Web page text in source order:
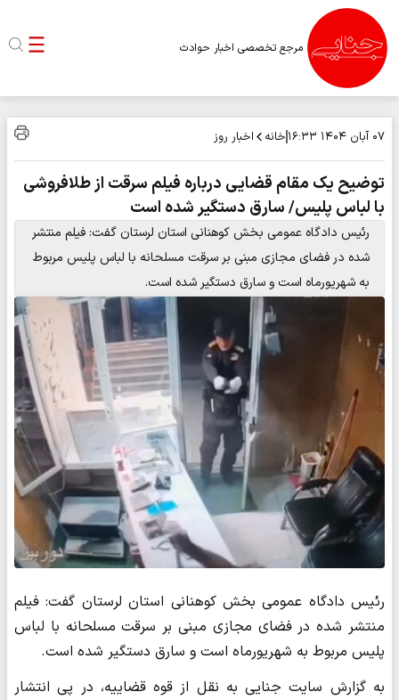
مرجع تخصصی اخبار حوادث
۰۷ آبان ۱۴۰۴ ۱۶:۳۳ خانه اخبار روز
توضیح یک مقام قضایی درباره فیلم سرقت از طلافروشی
با لباس پلیس/ سارق دستگیر شده است
رئیس دادگاه عمومی بخش کوهنانی استان لرستان گفت: فیلم منتشر
شده در فضای مجازی مبنی بر سرقت مسلحانه با لباس پلیس مربوط
به شهریورماه است و سارق دستگیر شده است.
رئیس دادگاه عمومی بخش کوهنانی استان لرستان گفت: فیلم
منتشر شده در فضای مجازی مبنی بر سرقت مسلحانه با لباس
پلیس مربوط به شهریورماه است و سارق دستگیر شده است.
به گزارش سایت جنایی به نقل از قوه قضاییه، در پی انتشار